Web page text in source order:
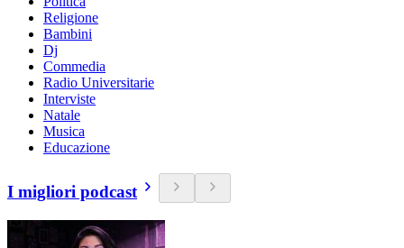
Religione
Bambini
Dj
Commedia
Radio Universitarie
Interviste
Natale
Musica
Educazione
I migliori podcast